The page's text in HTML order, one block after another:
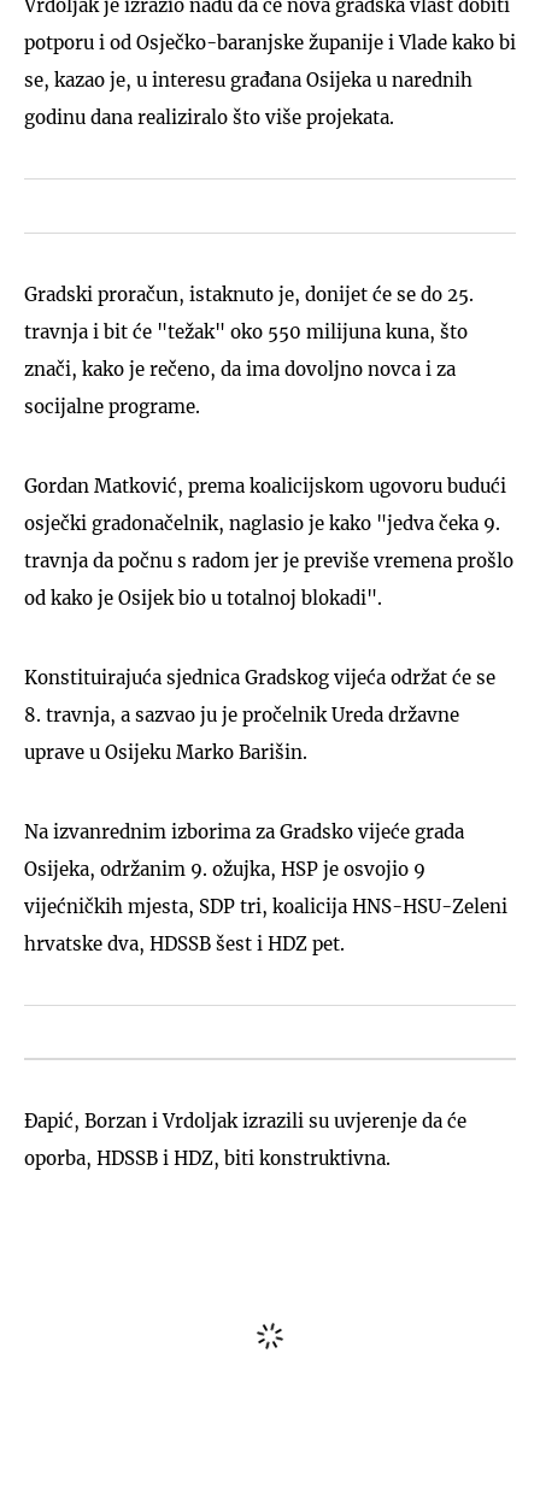
Vrdoljak je izrazio nadu da će nova gradska vlast dobiti
potporu i od Osječko-baranjske županije i Vlade kako bi
se, kazao je, u interesu građana Osijeka u narednih
godinu dana realiziralo što više projekata.
Gradski proračun, istaknuto je, donijet će se do 25.
travnja i bit će "težak" oko 550 milijuna kuna, što
znači, kako je rečeno, da ima dovoljno novca i za
socijalne programe.
Gordan Matković, prema koalicijskom ugovoru budući
osječki gradonačelnik, naglasio je kako "jedva čeka 9.
travnja da počnu s radom jer je previše vremena prošlo
od kako je Osijek bio u totalnoj blokadi".
Konstituirajuća sjednica Gradskog vijeća održat će se
8. travnja, a sazvao ju je pročelnik Ureda državne
uprave u Osijeku Marko Barišin.
Na izvanrednim izborima za Gradsko vijeće grada
Osijeka, održanim 9. ožujka, HSP je osvojio 9
vijećničkih mjesta, SDP tri, koalicija HNS-HSU-Zeleni
hrvatske dva, HDSSB šest i HDZ pet.
Đapić, Borzan i Vrdoljak izrazili su uvjerenje da će
oporba, HDSSB i HDZ, biti konstruktivna.